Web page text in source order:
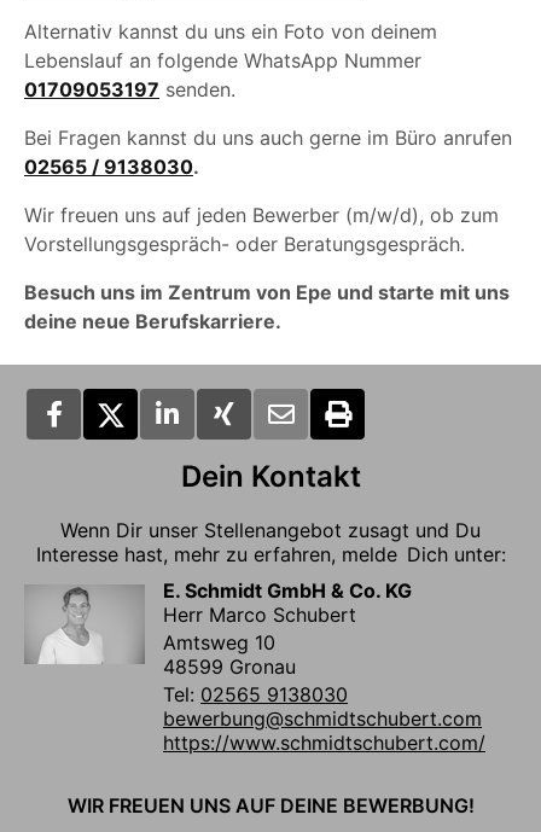
Alternativ kannst du uns ein Foto von deinem
Lebenslauf an folgende WhatsApp Nummer
01709053197 senden.
Bei Fragen kannst du uns auch gerne im Büro anrufen
02565 / 9138030.
Wir freuen uns auf jeden Bewerber (m/w/d), ob zum
Vorstellungsgespräch- oder Beratungsgespräch.
Besuch uns im Zentrum von Epe und starte mit uns
deine neue Berufskarriere.
Dein Kontakt
Wenn Dir unser Stellenangebot zusagt und Du
Interesse hast, mehr zu erfahren, melde Dich unter:
E. Schmidt GmbH & Co. KG
Herr Marco Schubert
Amtsweg 10
48599 Gronau
Tel: 02565 9138030
bewerbung@schmidtschubert.com
https://www.schmidtschubert.com/
WIR FREUEN UNS AUF DEINE BEWERBUNG!